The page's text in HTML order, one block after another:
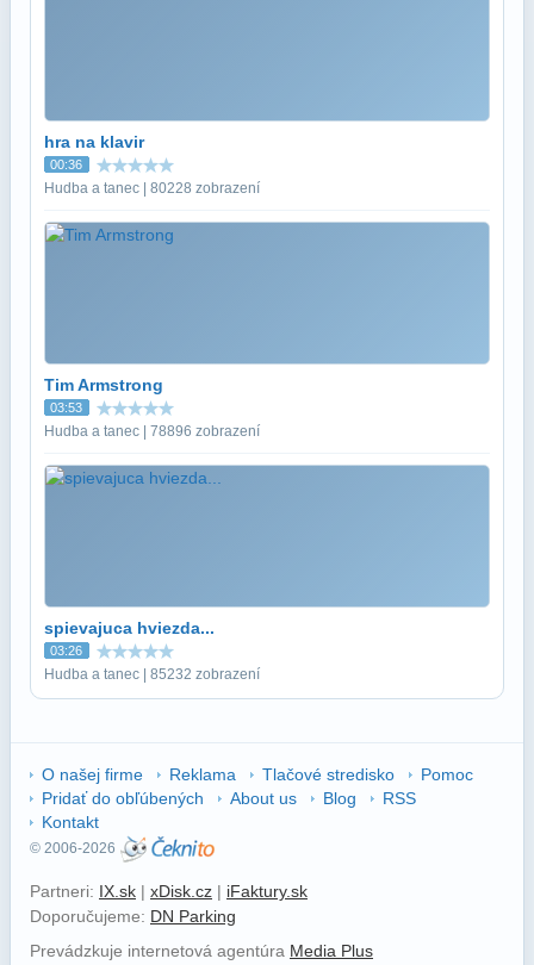
hra na klavir
00:36
Hudba a tanec | 80228 zobrazení
Tim Armstrong
03:53
Hudba a tanec | 78896 zobrazení
spievajuca hviezda...
03:26
Hudba a tanec | 85232 zobrazení
O našej firme Reklama Tlačové stredisko
Pomoc
Pridať do obľúbených
About us Blog
RSS
Kontakt
© 2006-2026
Partneri: IX.sk | xDisk.cz | iFaktury.sk
Doporučujeme: DN Parking
Prevádzkuje internetová agentúra Media Plus